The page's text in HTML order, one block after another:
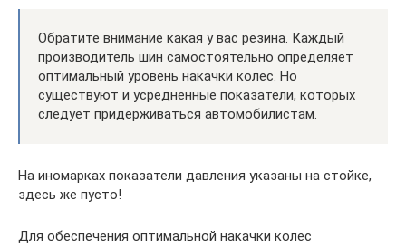
Обратите внимание какая у вас резина. Каждый
производитель шин самостоятельно определяет
оптимальный уровень накачки колес. Но
существуют и усредненные показатели, которых
следует придерживаться автомобилистам.
На иномарках показатели давления указаны на стойке,
здесь же пусто!
Для обеспечения оптимальной накачки колес